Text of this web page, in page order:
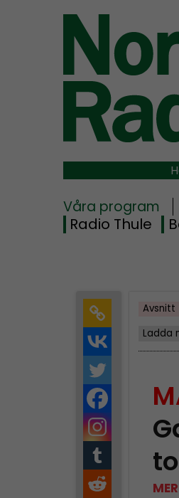
Våra program
Radio Thule
Avsnitt
Ladda